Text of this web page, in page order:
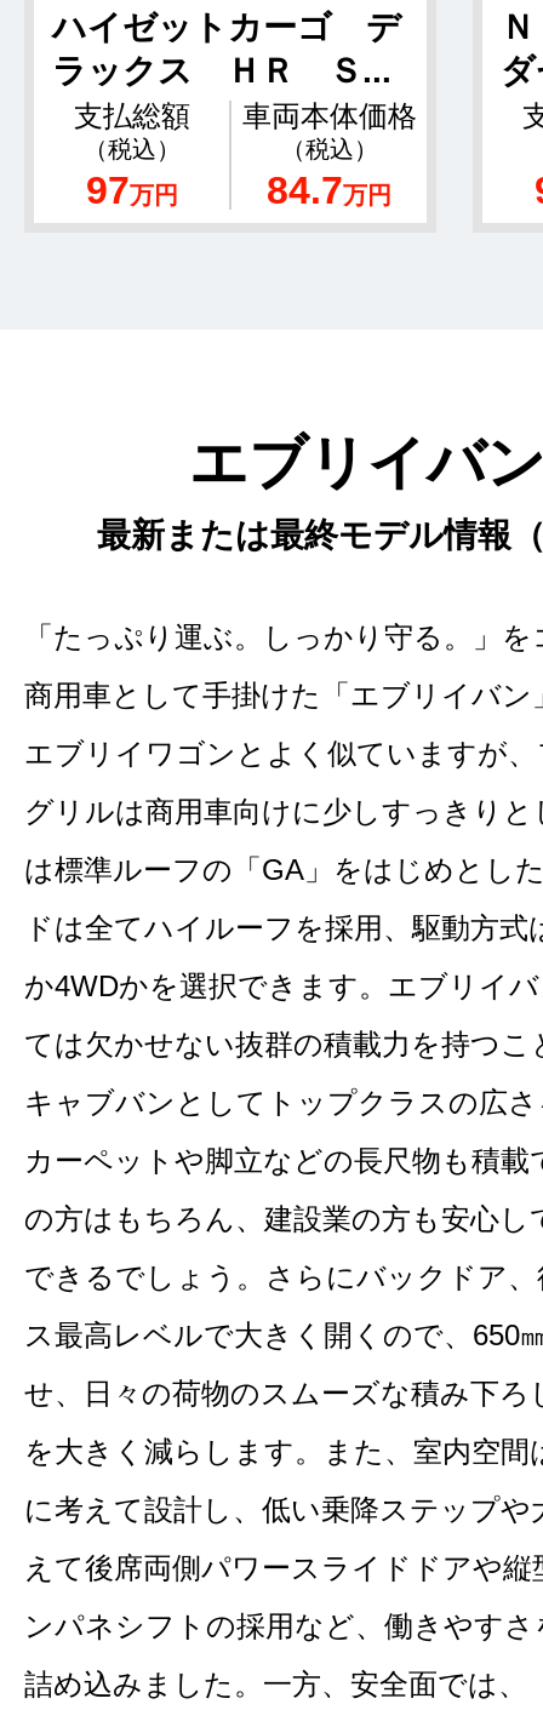
ハイゼットカーゴ デ
ラックス ＨＲ Ｓ...
支払総額
（税込）
97万円
車両本体価格
（税込）
84.7万円
エブリイバ
最新または最終モデル情報
「たっぷり運ぶ。しっかり守る。」
商用車として手掛けた「エブリイバン
エブリイワゴンとよく似ていますが
グリルは商用車向けに少しすっきり
は標準ルーフの「GA」をはじめとし
ドは全てハイルーフを採用、駆動方
か4WDかを選択できます。エブリイ
ては欠かせない抜群の積載力を持つ
キャブバンとしてトップクラスの広
カーペットや脚立などの長尺物も積
の方はもちろん、建設業の方も安心
できるでしょう。さらにバックドア
ス最高レベルで大きく開くので、650
せ、日々の荷物のスムーズな積み下ろ
を大きく減らします。また、室内空
に考えて設計し、低い乗降ステップ
えて後席両側パワースライドドアや
ンパネシフトの採用など、働きやす
詰め込みました。一方、安全面では、